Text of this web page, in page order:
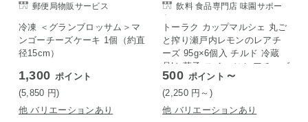
郵便局物販サービス
冷凍 ＜グランブロッサム＞マ
ンゴーチーズケーキ 1個（約直
径15cm）
1,300 ポイント
(5,850 円)
他 バリエーションあり
飲料 食品専門店 味園サポー
ト
トーラク カップマルシェ 丸ご
と搾り瀬戸内レモンのレアチ
ーズ 95g×6個入 チルド 冷蔵
品|お菓子 スイーツ レアチーズ
チーズケーキ
500 ポイント ～
(2,250 円 ～)
他 バリエーションあり